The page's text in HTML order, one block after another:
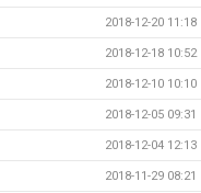
2018-12-20 11:18
2018-12-18 10:52
2018-12-10 10:10
2018-12-05 09:31
2018-12-04 12:13
2018-11-29 08:21